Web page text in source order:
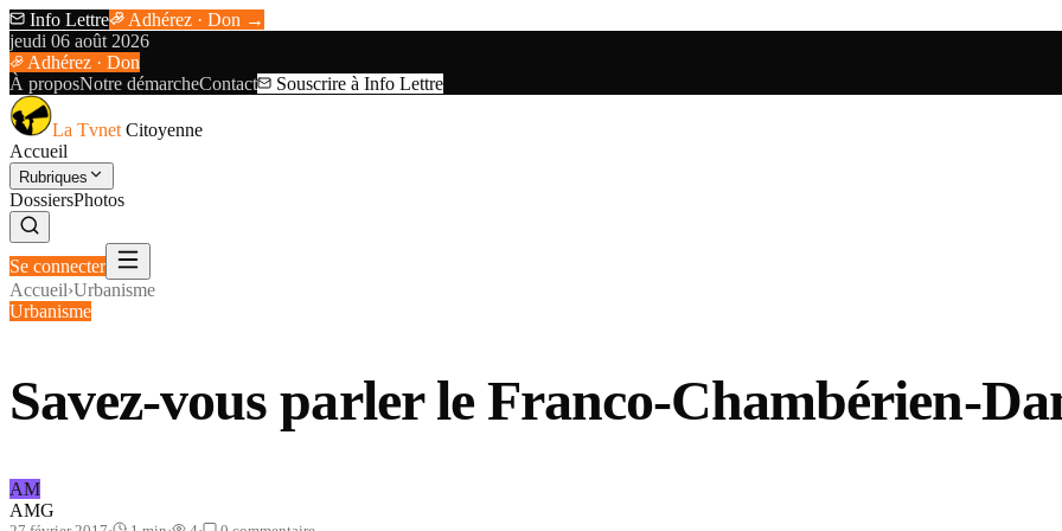
Info Lettre
Adhérez · Don →
jeudi 06 août 2026
Adhérez · Don
À proposNotre démarcheContact Souscrire à Info Lettre
La Tvnet Citoyenne
Accueil
Rubriques
DossiersPhotos
Se connecter
Accueil›Urbanisme
Urbanisme
Savez-vous parler le Franco-Chambérien-
AM
AMG